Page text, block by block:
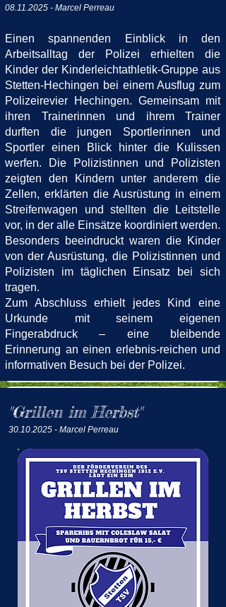
08.11.2025 - Marcel Perreau
Einen spannenden Einblick in den
Arbeitsalltag der Polizei erhielten die
Kinder der Kinderleichtathletik-Gruppe aus
Stetten-Hechingen bei einem Ausflug zum
Polizeirevier Hechingen. Gemeinsam mit
ihren Trainerinnen und ihrem Trainer
durften die jungen Sportlerinnen und
Sportler einen Blick hinter die Kulissen
werfen.
Die Polizistinnen und Polizisten
zeigten den Kindern unter anderem die
Zellen, erklärten die Ausrüstung in einem
Streifenwagen und stellten die Leitstelle
vor, in der alle Einsätze koordiniert werden.
Besonders beeindruckt waren die Kinder
von der Ausrüstung, die Polizistinnen und
Polizisten im täglichen Einsatz bei sich
tragen.
Zum Abschluss erhielt jedes Kind eine
Urkunde mit seinem eigenen
Fingerabdruck – eine bleibende
Erinnerung an einen erlebnis-reichen und
informativen Besuch bei der Polizei.
"Grillen im Herbst"
30.10.2025 - Marcel Perreau